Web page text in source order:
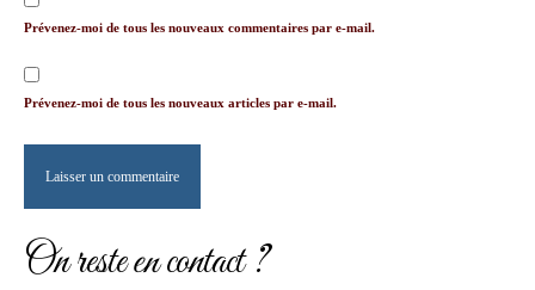
Prévenez-moi de tous les nouveaux commentaires par e-mail.
Prévenez-moi de tous les nouveaux articles par e-mail.
On reste en contact ?